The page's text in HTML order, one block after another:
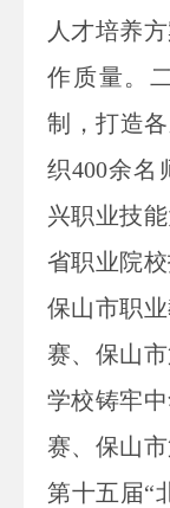
人才培养
作质量。
制，打造
织400余名
兴职业技
省职业院
保山市职
赛、保山
学校铸牢
赛、保山
第十五届“